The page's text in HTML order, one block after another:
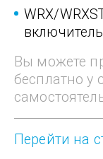
WRX/
Вы можете
бесплатно у
Перейти на